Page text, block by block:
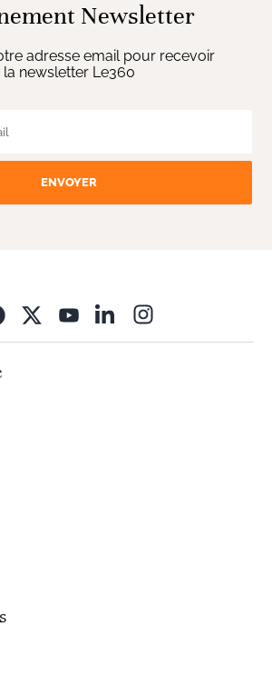
Newsletter
adresse email pour recevoir
la newsletter Le360
ENVOYER